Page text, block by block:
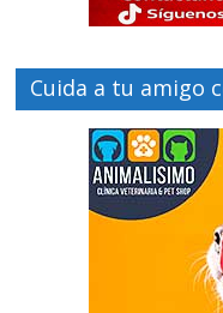
Cuida a tu amigo